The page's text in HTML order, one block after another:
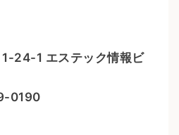
24-1 エステック情報ビ
0190